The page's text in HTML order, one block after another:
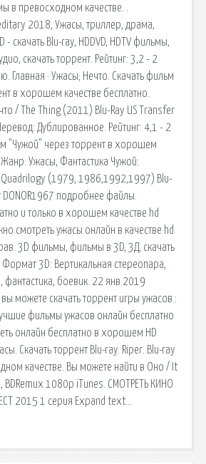
в превосходном качестве. .
2018, Ужасы, триллер, драма,
- скачать Blu-ray, HDDVD, HDTV фильмы,
скачать торрент. Рейтинг: 3,2 - 2
Главная · Ужасы; Нечто. Скачать фильм
в хорошем качестве бесплатно.
/ The Thing (2011) Blu-Ray US Transfer
Дублированное. Рейтинг: 4,1 - 2
"Чужой" через торрент в хорошем
Жанр: Ужасы, Фантастика Чужой:
Quadrilogy (1979, 1986,1992,1997) Blu-
подробнее файлы.
и только в хорошем качестве hd
смотреть ужасы онлайн в качестве hd
3D фильмы, фильмы в 3D, 3Д, скачать
Формат 3D: Вертикальная стереопара,
боевик. 22 янв 2019
можете скачать торрент игры ужасов :
фильмы ужасов онлайн бесплатно
онлайн бесплатно в хорошем HD
Скачать торрент Blu-ray. Riper. Blu-ray
качестве. Вы можете найти в Оно / It
1080p iTunes. СМОТРЕТЬ КИНО
2015 1 серия Expand text…